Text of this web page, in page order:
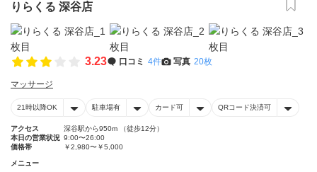
りらくる 深谷店
3.23 口コミ 4件 写真 20枚
マッサージ
21時以降OK 駐車場有 カード可 QRコード決済可
アクセス
深谷駅から950m （徒歩12分）
本日の営業状況 9:00〜26:00
価格帯
￥2,980〜￥5,000
メニュー